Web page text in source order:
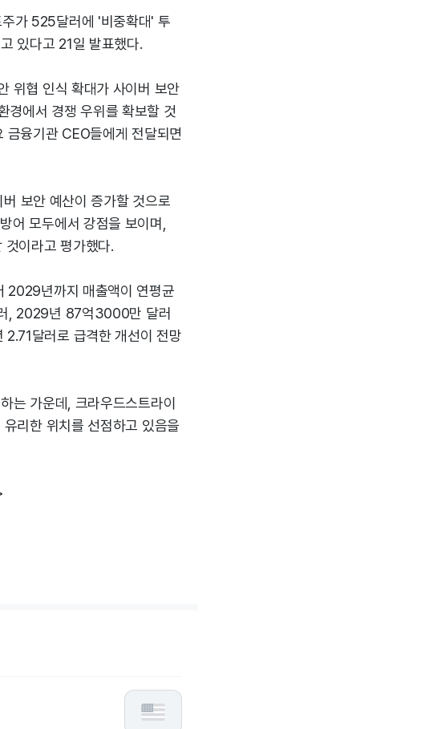
가 525달러에 '비중확대' 투
있다고 21일 발표했다.
위협 인식 확대가 사이버 보안
경에서 경쟁 우위를 확보할 것
금융기관 CEO들에게 전달되면
보안 예산이 증가할 것으로
어 모두에서 강점을 보이며,
이라고 평가했다.
2029년까지 매출액이 연평균
, 2029년 87억3000만 달러
달러로 급격한 개선이 전망
는 가운데, 크라우드스트라이
리한 위치를 선점하고 있음을